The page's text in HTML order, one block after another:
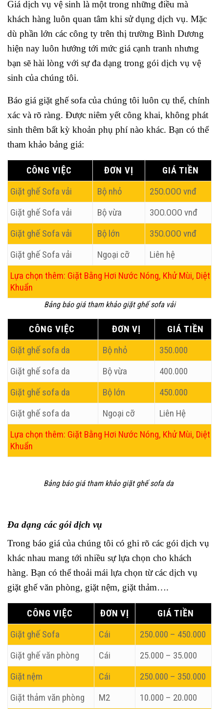
Giá dịch vụ vệ sinh là một trong những điều mà
khách hàng luôn quan tâm khi sử dụng dịch vụ. Mặc
dù phần lớn các công ty trên thị trường Bình Dương
hiện nay luôn hướng tới mức giá cạnh tranh nhưng
bạn sẽ hài lòng với sự đa dạng trong gói dịch vụ vệ
sinh của chúng tôi.
Báo giá giặt ghế sofa của chúng tôi luôn cụ thể, chính
xác và rõ ràng. Được niêm yết công khai, không phát
sinh thêm bất kỳ khoản phụ phí nào khác. Bạn có thể
tham khảo bảng giá:
CÔNG VIỆC ĐƠN VỊ
GIÁ TIỀN
Giặt ghế Sofa vải
Bộ nhỏ
25O.OOO vnđ
Giặt ghế Sofa vải
Bộ vừa
3OO.OOO vnđ
Giặt ghế Sofa vải
Bộ lớn
35O.OOO vnđ
Giặt ghế Sofa vải
Ngoại cỡ
Liên hệ
Lựa chọn thêm: Giặt Bằng Hơi Nước Nóng, Khử Mùi, Diệt
Khuẩn
Bảng báo giá tham khảo giặt ghế sofa vải
CÔNG VIỆC ĐƠN VỊ
GIÁ TIỀN
Giặt ghế sofa da
Bộ nhỏ
350.000
Giặt ghế sofa da
Bộ vừa
400.000
Giặt ghế sofa da
Bộ lớn
450.000
Giặt ghế sofa da
Ngoại cỡ
Liên Hệ
Lựa chọn thêm: Giặt Bằng Hơi Nước Nóng, Khử Mùi, Diệt
Khuẩn
Bảng báo giá tham khảo giặt ghế sofa da
Đa dạng các gói dịch vụ
Trong báo giá của chúng tôi có ghi rõ các gói dịch vụ
khác nhau mang tới nhiều sự lựa chọn cho khách
hàng. Bạn có thể thoải mái lựa chọn từ các dịch vụ
giặt ghế văn phòng, giặt nệm, giặt thảm….
CÔNG VIỆC ĐƠN VỊ
GIÁ TIỀN
Giặt ghế Sofa
Cái
250.000 – 450.000
Giặt ghế văn phòng
Cái
25.000 – 35.000
Giặt nệm
Cái
250.000 – 350.000
Giặt thảm văn phòng
M2
10.000 – 20.000